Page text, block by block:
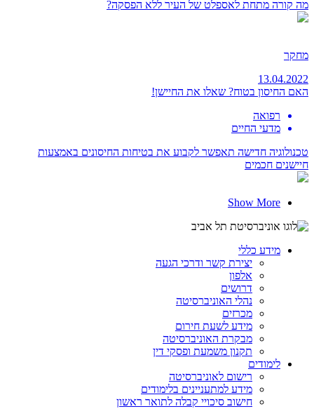
מה קורה מתחת לאספלט של העיר ללא הפסקה?
מחקר
13.04.2022
האם החיסון בטוח? שאלו את החיישן!
רפואה
מדעי החיים
טכנולוגיה חדישה תאפשר לקבוע את בטיחות החיסונים באמצעות
חיישנים חכמים
Show More
מידע כללי
יצירת קשר ודרכי הגעה
אלפון
דרושים
נהלי האוניברסיטה
מכרזים
מידע לשעת חירום
מבקרת האוניברסיטה
תקנון משמעת ופסקי דין
לימודים
רישום לאוניברסיטה
מידע למתעניינים בלימודים
חישוב סיכויי קבלה לתואר ראשון